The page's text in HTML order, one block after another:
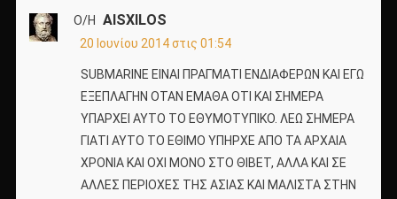
Ο/Η AISXILOS
20 Ιουνίου 2014 στις 01:54
SUBMARINE ΕΙΝΑΙ ΠΡΑΓΜΑΤΙ ΕΝΔΙΑΦΕΡΩΝ ΚΑΙ ΕΓΩ
ΕΞΕΠΛΑΓΗΝ ΟΤΑΝ ΕΜΑΘΑ ΟΤΙ ΚΑΙ ΣΗΜΕΡΑ
ΥΠΑΡΧΕΙ ΑΥΤΟ ΤΟ ΕΘΥΜΟΤΥΠΙΚΟ. ΛΕΩ ΣΗΜΕΡΑ
ΓΙΑΤΙ ΑΥΤΟ ΤΟ ΕΘΙΜΟ ΥΠΗΡΧΕ ΑΠΟ ΤΑ ΑΡΧΑΙΑ
ΧΡΟΝΙΑ ΚΑΙ ΟΧΙ ΜΟΝΟ ΣΤΟ ΘΙΒΕΤ, ΑΛΛΑ ΚΑΙ ΣΕ
ΑΛΛΕΣ ΠΕΡΙΟΧΕΣ ΤΗΣ ΑΣΙΑΣ ΚΑΙ ΜΑΛΙΣΤΑ ΣΤΗΝ